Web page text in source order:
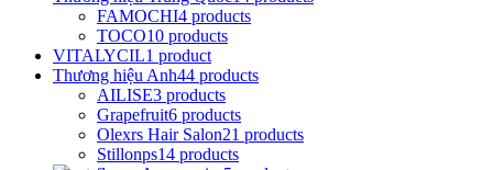
FAMOCHI4 products
TOCO10 products
VITALYCIL1 product
Thương hiệu Anh44 products
AILISE3 products
Grapefruit6 products
Olexrs Hair Salon21 products
Stillonps14 products